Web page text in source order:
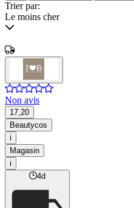
Trier par:
Le moins cher
Non avis
17,20
Beautycos
i
Magasin
i
4d